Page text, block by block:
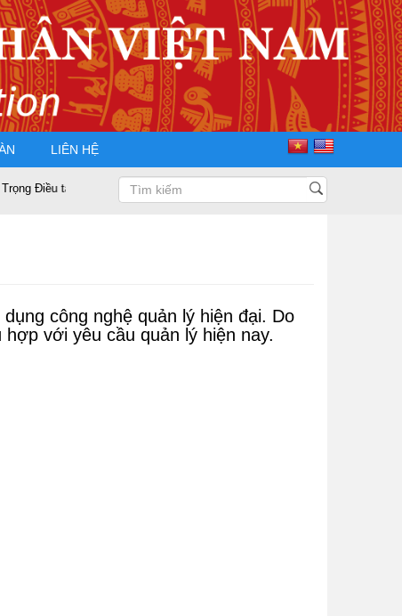
LIÊN HỆ
tái đắc cử Chủ tịch Hội Doanh nhân Tư nhân Việt Nam nhiệm kỳ 2025 –
công nghệ quản lý hiện đại. Do
với yêu cầu quản lý hiện nay.